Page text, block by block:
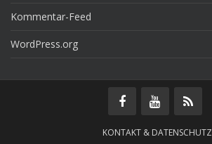
Kommentar-Feed
WordPress.org
KONTAKT & DATENSCHUTZ